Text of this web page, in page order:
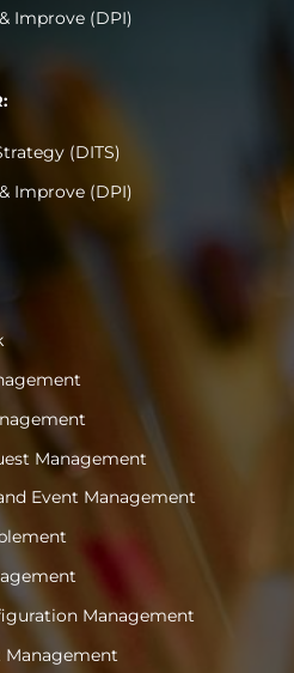
Improve (DPI)
(DITS)
Improve (DPI)
Management
Event Management
Management
Management